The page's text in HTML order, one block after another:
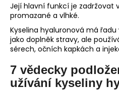
Její hlavní funkcí je zadržovat
promazané a vlhké.
Kyselina hyaluronová má
jako doplněk stravy, ale
sérech, očních kapkách a
7 vědecky
užívání kyseliny
p
o
r
u
č
u
j
e